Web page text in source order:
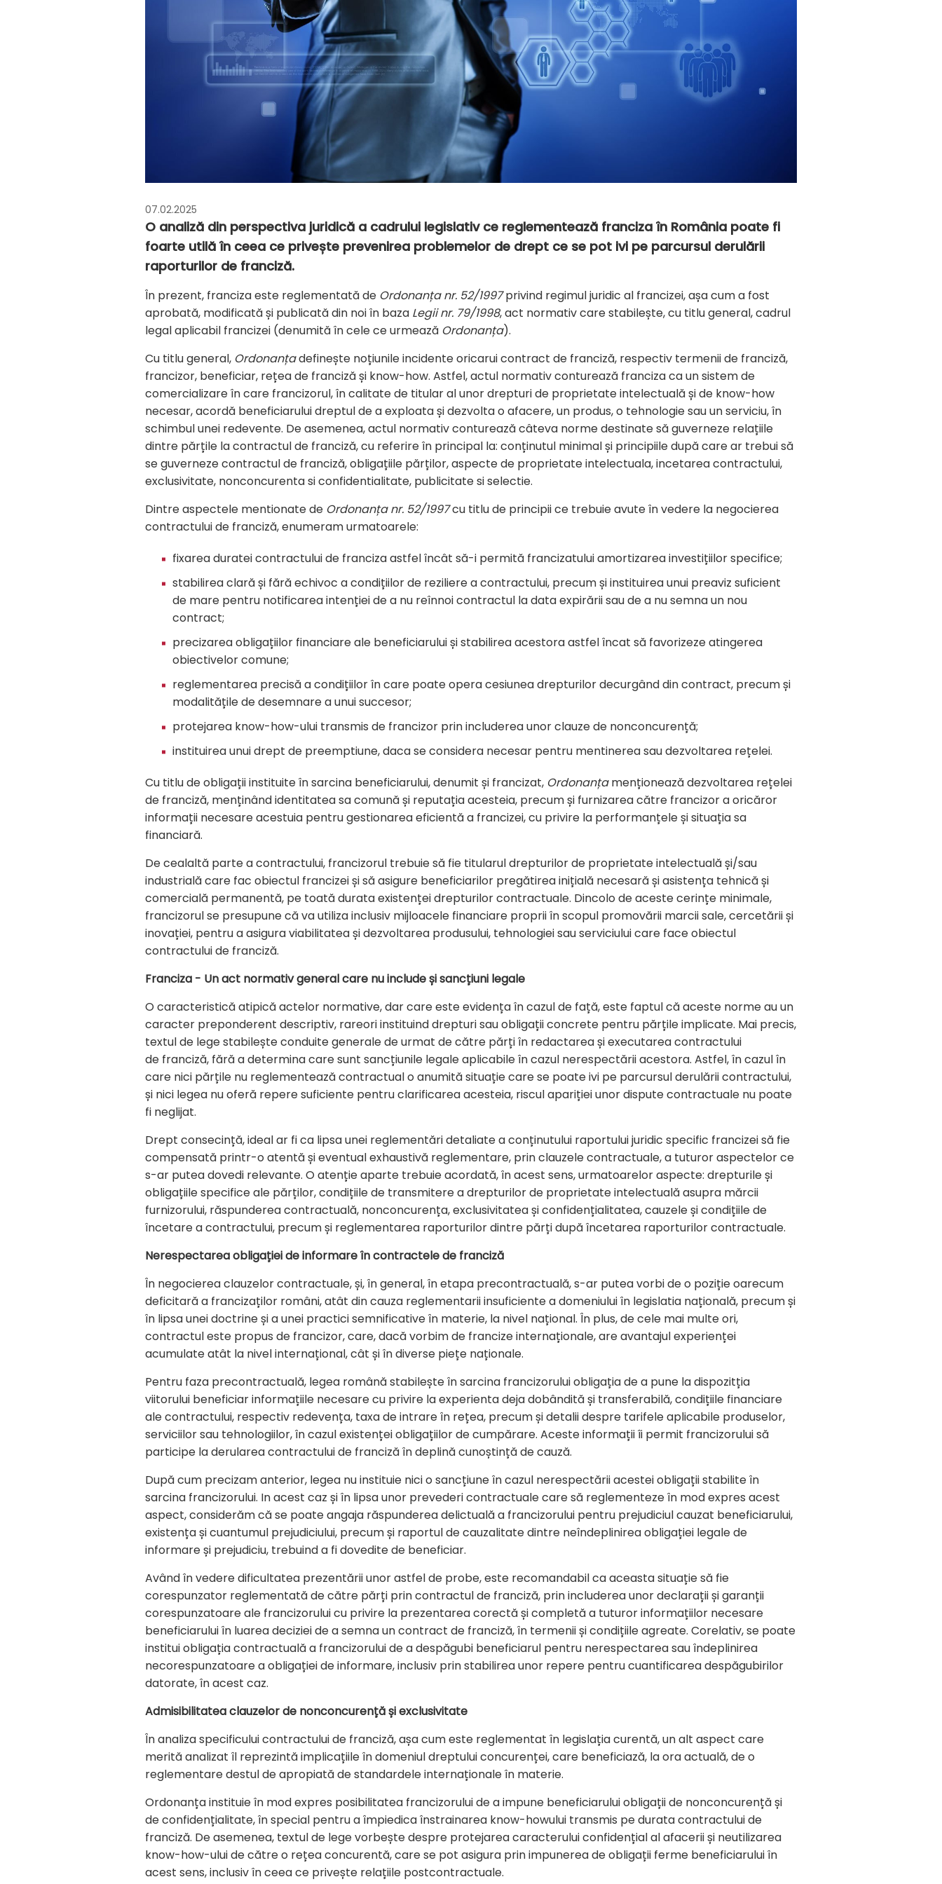
07.02.2025
O analiză din perspectiva juridică a cadrului legislativ ce reglementează franciza în România poate fi
foarte utilă în ceea ce privește prevenirea problemelor de drept ce se pot ivi pe parcursul derulării
raporturilor de franciză.
În prezent, franciza este reglementată de Ordonanța nr. 52/1997privind regimul juridic al francizei, așa cum a fost
aprobată, modificată și publicată din noi în baza Legii nr. 79/1998, act normativ care stabilește, cu titlu general, cadrul
legal aplicabil francizei (denumită în cele ce urmează Ordonanța).
Cu titlu general, Ordonanțadefinește noțiunile incidente oricarui contract de franciză, respectiv termenii de franciză,
francizor, beneficiar, rețea de franciză și know-how. Astfel, actul normativ conturează franciza ca un sistem de
comercializare în care francizorul, în calitate de titular al unor drepturi de proprietate intelectuală și de know-how
necesar, acordă beneficiarului dreptul de a exploata și dezvolta o afacere, un produs, o tehnologie sau un serviciu, în
schimbul unei redevente. De asemenea, actul normativ conturează câteva norme destinate să guverneze relațiile
dintre părțile la contractul de franciză, cu referire în principal la: conținutul minimal și principiile după care ar trebui să
se guverneze contractul de franciză, obligațiile părților, aspecte de proprietate intelectuala, incetarea contractului,
exclusivitate, nonconcurenta si confidentialitate, publicitate si selectie.
Dintre aspectele mentionate de Ordonanța nr. 52/1997cu titlu de principii ce trebuie avute în vedere la negocierea
contractului de franciză, enumeram urmatoarele:
fixarea duratei contractului de franciza astfel încât să-i permită francizatului amortizarea investițiilor specifice;
stabilirea clară și fără echivoc a condițiilor de reziliere a contractului, precum și instituirea unui preaviz suficient
de mare pentru notificarea intenției de a nu reînnoi contractul la data expirării sau de a nu semna un nou
contract;
precizarea obligațiilor financiare ale beneficiarului și stabilirea acestora astfel încat să favorizeze atingerea
obiectivelor comune;
reglementarea precisă a condițiilor în care poate opera cesiunea drepturilor decurgând din contract, precum și
modalitățile de desemnare a unui succesor;
protejarea know-how-ului transmis de francizor prin includerea unor clauze de nonconcurență;
instituirea unui drept de preemptiune, daca se considera necesar pentru mentinerea sau dezvoltarea rețelei.
Cu titlu de obligații instituite în sarcina beneficiarului, denumit și francizat, Ordonanțamenționează dezvoltarea rețelei
de franciză, menținând identitatea sa comună și reputația acesteia, precum și furnizarea către francizor a oricăror
informații necesare acestuia pentru gestionarea eficientă a francizei, cu privire la performanțele și situația sa
financiară.
De cealaltă parte a contractului, francizorul trebuie să fie titularul drepturilor de proprietate intelectuală și/sau
industrială care fac obiectul francizei și să asigure beneficiarilor pregătirea inițială necesară și asistența tehnică și
comercială permanentă, pe toată durata existenței drepturilor contractuale. Dincolo de aceste cerințe minimale,
francizorul se presupune că va utiliza inclusiv mijloacele financiare proprii în scopul promovării marcii sale, cercetării și
inovației, pentru a asigura viabilitatea și dezvoltarea produsului, tehnologiei sau serviciului care face obiectul
contractului de franciză.
Franciza - Un act normativ general care nu include și sancțiuni legale
O caracteristică atipică actelor normative, dar care este evidența în cazul de față, este faptul că aceste norme au un
caracter preponderent descriptiv, rareori instituind drepturi sau obligații concrete pentru părțile implicate. Mai precis,
textul de lege stabilește conduite generale de urmat de către părți în redactarea și executarea contractului
de franciză, fără a determina care sunt sancțiunile legale aplicabile în cazul nerespectării acestora. Astfel, în cazul în
care nici părțile nu reglementează contractual o anumită situație care se poate ivi pe parcursul derulării contractului,
și nici legea nu oferă repere suficiente pentru clarificarea acesteia, riscul apariției unor dispute contractuale nu poate
fi neglijat.
Drept consecință, ideal ar fi ca lipsa unei reglementări detaliate a conținutului raportului juridic specific francizei să fie
compensată printr-o atentă și eventual exhaustivă reglementare, prin clauzele contractuale, a tuturor aspectelor ce
s-ar putea dovedi relevante. O atenție aparte trebuie acordată, în acest sens, urmatoarelor aspecte: drepturile și
obligațiile specifice ale părților, condițiile de transmitere a drepturilor de proprietate intelectuală asupra mărcii
furnizorului, răspunderea contractuală, nonconcurența, exclusivitatea și confidențialitatea, cauzele și condițiile de
încetare a contractului, precum și reglementarea raporturilor dintre părți după încetarea raporturilor contractuale.
Nerespectarea obligației de informare în contractele de franciză
În negocierea clauzelor contractuale, și, în general, în etapa precontractuală, s-ar putea vorbi de o poziție oarecum
deficitară a francizaților români, atât din cauza reglementarii insuficiente a domeniului în legislatia națională, precum și
în lipsa unei doctrine și a unei practici semnificative în materie, la nivel național. În plus, de cele mai multe ori,
contractul este propus de francizor, care, dacă vorbim de francize internaționale, are avantajul experienței
acumulate atât la nivel internațional, cât și în diverse piețe naționale.
Pentru faza precontractuală, legea română stabilește în sarcina francizorului obligația de a pune la dispozitția
viitorului beneficiar informațiile necesare cu privire la experienta deja dobândită și transferabilă, condițiile financiare
ale contractului, respectiv redevența, taxa de intrare în rețea, precum și detalii despre tarifele aplicabile produselor,
serviciilor sau tehnologiilor, în cazul existenței obligațiilor de cumpărare. Aceste informații îi permit francizorului să
participe la derularea contractului de franciză în deplină cunoștință de cauză.
După cum precizam anterior, legea nu instituie nici o sancțiune în cazul nerespectării acestei obligații stabilite în
sarcina francizorului. In acest caz și în lipsa unor prevederi contractuale care să reglementeze în mod expres acest
aspect, considerăm că se poate angaja răspunderea delictuală a francizorului pentru prejudiciul cauzat beneficiarului,
existența și cuantumul prejudiciului, precum și raportul de cauzalitate dintre neîndeplinirea obligației legale de
informare și prejudiciu, trebuind a fi dovedite de beneficiar.
Având în vedere dificultatea prezentării unor astfel de probe, este recomandabil ca aceasta situație să fie
corespunzator reglementată de către părți prin contractul de franciză, prin includerea unor declarații și garanții
corespunzatoare ale francizorului cu privire la prezentarea corectă și completă a tuturor informațiilor necesare
beneficiarului în luarea deciziei de a semna un contract de franciză, în termenii și condițiile agreate. Corelativ, se poate
institui obligația contractuală a francizorului de a despăgubi beneficiarul pentru nerespectarea sau îndeplinirea
necorespunzatoare a obligației de informare, inclusiv prin stabilirea unor repere pentru cuantificarea despăgubirilor
datorate, în acest caz.
Admisibilitatea clauzelor de nonconcurență și exclusivitate
În analiza specificului contractului de franciză, așa cum este reglementat în legislația curentă, un alt aspect care
merită analizat îl reprezintă implicațiile în domeniul dreptului concurenței, care beneficiază, la ora actuală, de o
reglementare destul de apropiată de standardele internaționale în materie.
Ordonanța instituie în mod expres posibilitatea francizorului de a impune beneficiarului obligații de nonconcurență și
de confidențialitate, în special pentru a împiedica înstrainarea know-howului transmis pe durata contractului de
franciză. De asemenea, textul de lege vorbește despre protejarea caracterului confidențial al afacerii și neutilizarea
know-how-ului de către o rețea concurentă, care se pot asigura prin impunerea de obligații ferme beneficiarului în
acest sens, inclusiv în ceea ce privește relațiile postcontractuale.